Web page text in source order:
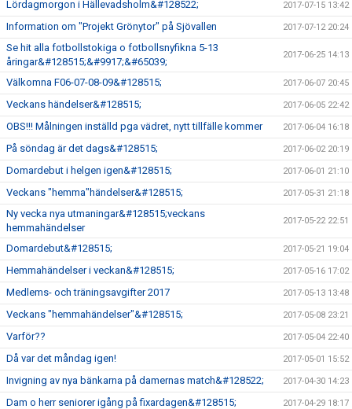
Lördagmorgon i Hällevadsholm&#128522; 2017-07-15 13:42
Information om "Projekt Grönytor" på Sjövallen 2017-07-12 20:24
Se hit alla fotbollstokiga o fotbollsnyfikna 5-13
åringar&#128515;&#9917;&#65039;
2017-06-25 14:13
Välkomna F06-07-08-09&#128515; 2017-06-07 20:45
Veckans händelser&#128515; 2017-06-05 22:42
OBS!!! Målningen inställd pga vädret, nytt tillfälle kommer 2017-06-04 16:18
På söndag är det dags&#128515; 2017-06-02 20:19
Domardebut i helgen igen&#128515; 2017-06-01 21:10
Veckans "hemma"händelser&#128515; 2017-05-31 21:18
Ny vecka nya utmaningar&#128515;veckans
hemmahändelser
2017-05-22 22:51
Domardebut&#128515; 2017-05-21 19:04
Hemmahändelser i veckan&#128515; 2017-05-16 17:02
Medlems- och träningsavgifter 2017 2017-05-13 13:48
Veckans "hemmahändelser"&#128515; 2017-05-08 23:21
Varför?? 2017-05-04 22:40
Då var det måndag igen! 2017-05-01 15:52
Invigning av nya bänkarna på damernas match&#128522; 2017-04-30 14:23
Dam o herr seniorer igång på fixardagen&#128515; 2017-04-29 18:17